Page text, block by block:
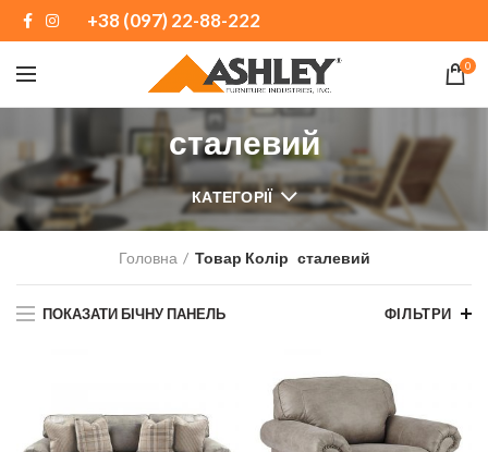
+38 (097) 22-88-222
0
сталевий
КАТЕГОРІЇ
Головна Товар Колір сталевий
ПОКАЗАТИ БІЧНУ ПАНЕЛЬ ФІЛЬТРИ